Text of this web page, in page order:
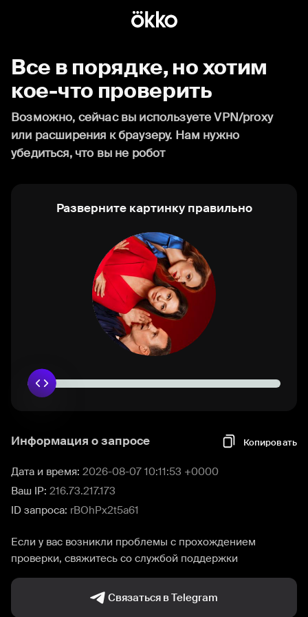
Все в порядке, но хотим
кое-что проверить
Возможно, сейчас вы используете VPN/proxy
или расширения к браузеру. Нам нужно
убедиться, что вы не робот
Разверните картинку правильно
Информация о запросе Копировать
Дата и время: 2026-08-07 10:11:53 +0000
Ваш IP: 216.73.217.173
ID запроса: rBOhPx2t5a61
Если у вас возникли проблемы с прохождением
проверки, свяжитесь со службой поддержки
Связаться в Telegram